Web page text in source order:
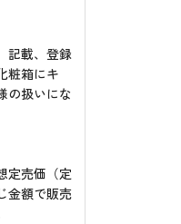
記載、登録
粧箱にキ
の扱いにな
定売価（定
金額で販売